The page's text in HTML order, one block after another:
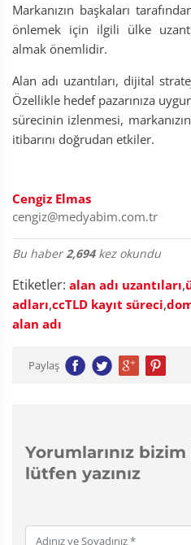
Markanızın başkaları
önlemek için ilgili ülke
almak önemlidir.
Alan adı uzantıları, dijital
Özellikle hedef pazarınıza
sürecinin izlenmesi,
itibarını doğrudan etkiler.
Cengiz Elmas
cengiz@medyabim.com.tr
Bu haber2,694kez okundu
Etiketler: alan adı uzantıları,
adları,ccTLD kayıt süreci,
alan adı
Paylaş
Yorumlarınız
lütfen yazınız